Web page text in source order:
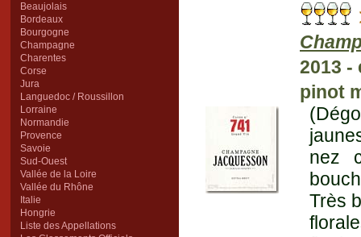
Beaujolais
Bordeaux
Bourgogne
Champagne
Charentes
Corse
Jura
Languedoc / Roussillon
Lorraine
Normandie
Provence
Savoie
Sud-Ouest
Vallée de la Loire
Vallée du Rhône
Italie
Hongrie
Liste des Appellations
2013 -
pinot
nez
Très